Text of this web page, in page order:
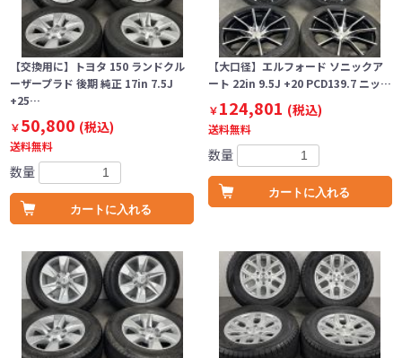
【交換用に】トヨタ 150 ランドクル
ーザープラド 後期 純正 17in 7.5J
+25…
￥50,800 (税込)
送料無料
数量
カートに入れる
【大口径】エルフォード ソニックア
ート 22in 9.5J +20 PCD139.7 ニッ…
￥124,801 (税込)
送料無料
数量
カートに入れる